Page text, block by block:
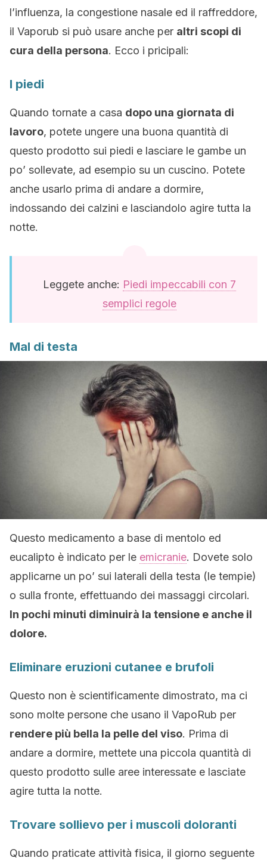
l’influenza, la congestione nasale ed il raffreddore,
il Vaporub si può usare anche per altri scopi di
cura della persona. Ecco i pricipali:
I piedi
Quando tornate a casa dopo una giornata di
lavoro, potete ungere una buona quantità di
questo prodotto sui piedi e lasciare le gambe un
po’ sollevate, ad esempio su un cuscino. Potete
anche usarlo prima di andare a dormire,
indossando dei calzini e lasciandolo agire tutta la
notte.
Leggete anche: Piedi impeccabili con 7
semplici regole
Mal di testa
Questo medicamento a base di mentolo ed
eucalipto è indicato per le emicranie. Dovete solo
applicarne un po’ sui laterali della testa (le tempie)
o sulla fronte, effettuando dei massaggi circolari.
In pochi minuti diminuirà la tensione e anche il
dolore.
Eliminare eruzioni cutanee e brufoli
Questo non è scientificamente dimostrato, ma ci
sono molte persone che usano il VapoRub per
rendere più bella la pelle del viso. Prima di
andare a dormire, mettete una piccola quantità di
questo prodotto sulle aree interessate e lasciate
agire tutta la notte.
Trovare sollievo per i muscoli doloranti
Quando praticate attività fisica, il giorno seguente